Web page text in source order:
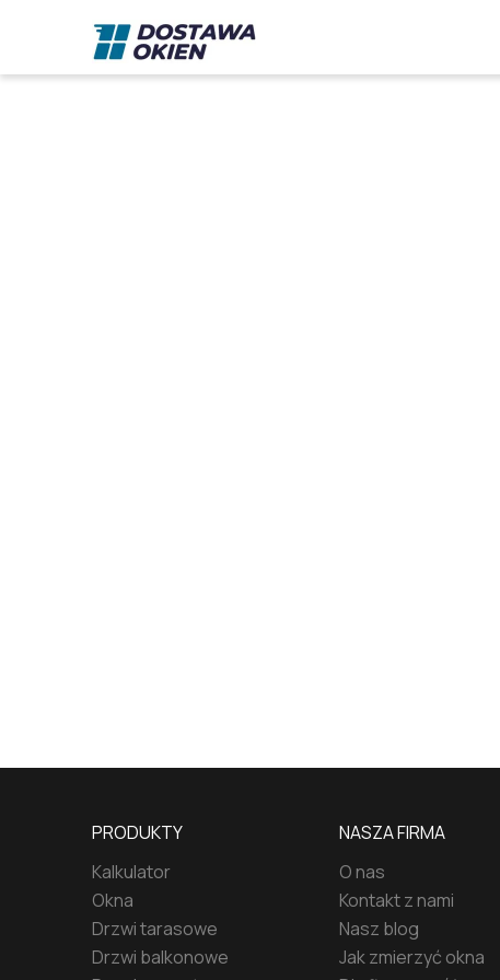
PRODUKTY
Kalkulator
Okna
Drzwi tarasowe
Drzwi balkonowe
NASZA FIRMA
O nas
Kontakt z nami
Nasz blog
Jak zmierzyć okna